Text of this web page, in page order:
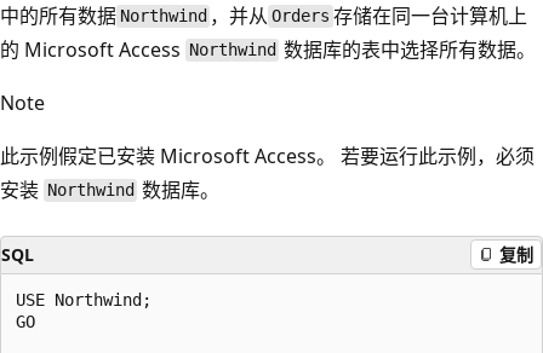
中的所有数据 Northwind ，并从 Orders 存储在同一台计算机上
的 Microsoft Access Northwind 数据库的表中选择所有数据。
Note
此示例假定已安装 Microsoft Access。 若要运行此示例，必须
安装 Northwind 数据库。
SQL 复制
USE Northwind;
GO